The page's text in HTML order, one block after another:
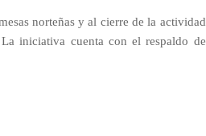
norteñas y al cierre de la actividad
iniciativa cuenta con el respaldo de